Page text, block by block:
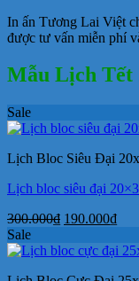
In ấn Tương Lai Việt
được tư vấn miễn phí
Mẫu Lịch Tết
Sale
Lịch Bloc Siêu Đại
Lịch bloc siêu đại
300.000₫ Giá
là:
190.000₫Giá
tại
Sale